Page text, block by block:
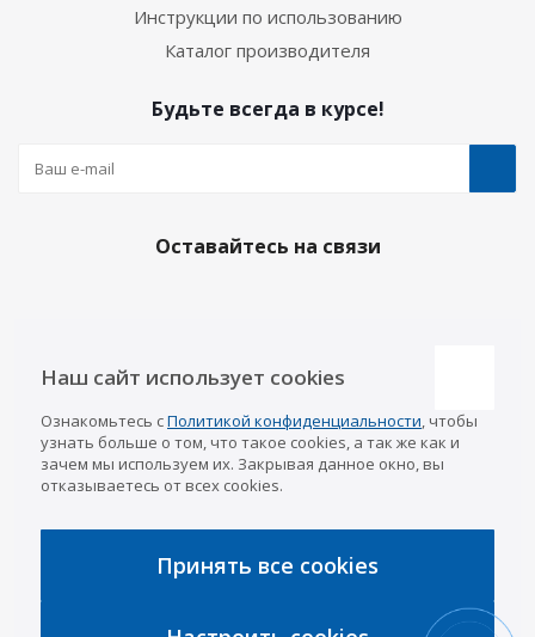
Инструкции по использованию
Каталог производителя
Будьте всегда в курсе!
Оставайтесь на связи
Наши контакты
Казань
8 (843) 207-03-08
Уфа
8 (347) 258-84-87
8 (8352) 38-88-37
Интернет-магазин
info@a-pricep.ru
Наш сайт использует cookies
Ознакомьтесь сПолитикой конфиденциальности, чтобы
узнать больше о том, что такое cookies, а так же как и
зачем мы используем их. Закрывая данное окно, вы
отказываетесь от всех cookies.
Принять все cookies